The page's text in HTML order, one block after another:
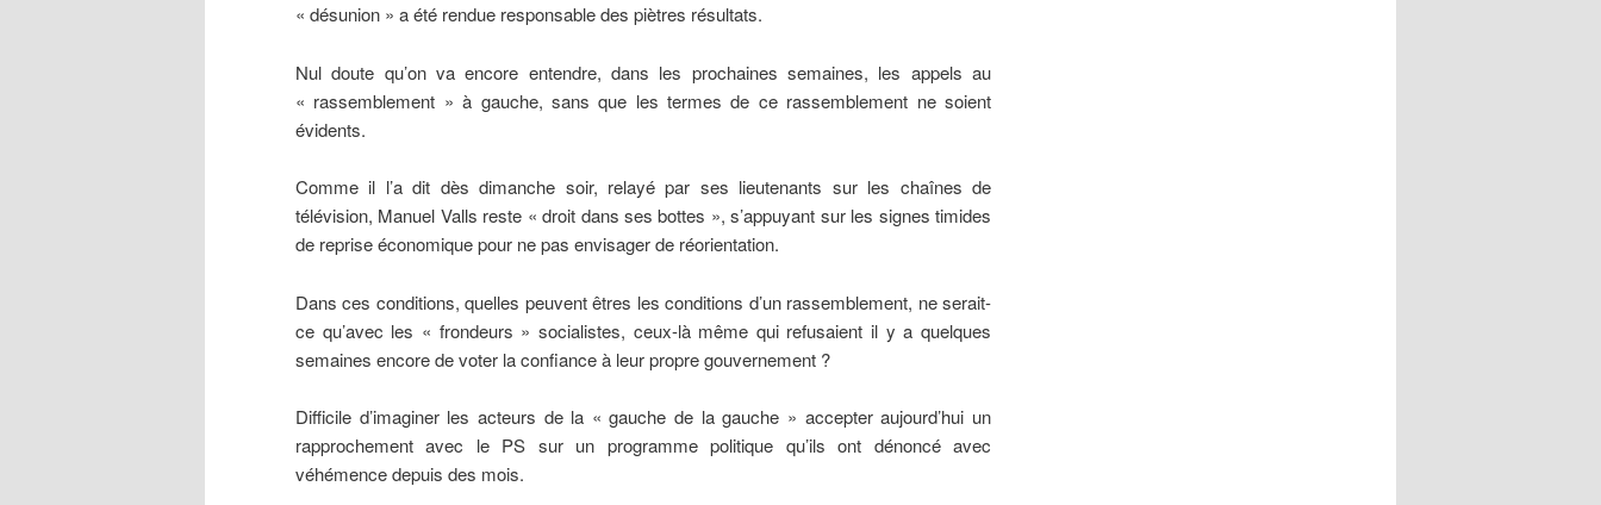
« désunion » a été rendue responsable des piètres résultats.
Nul doute qu’on va encore entendre, dans les prochaines semaines, les appels au
« rassemblement » à gauche, sans que les termes de ce rassemblement ne soient
évidents.
Comme il l’a dit dès dimanche soir, relayé par ses lieutenants sur les chaînes de
télévision, Manuel Valls reste « droit dans ses bottes », s’appuyant sur les signes timides
de reprise économique pour ne pas envisager de réorientation.
Dans ces conditions, quelles peuvent êtres les conditions d’un rassemblement, ne serait-
ce qu’avec les « frondeurs » socialistes, ceux-là même qui refusaient il y a quelques
semaines encore de voter la confiance à leur propre gouvernement ?
Difficile d’imaginer les acteurs de la « gauche de la gauche » accepter aujourd’hui un
rapprochement avec le PS sur un programme politique qu’ils ont dénoncé avec
véhémence depuis des mois.